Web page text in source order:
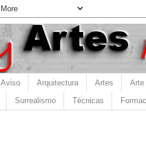
Aviso Arquitectura Artes Arte
Surrealismo Técnicas